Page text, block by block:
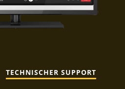
TECHNISCHER SUPPORT